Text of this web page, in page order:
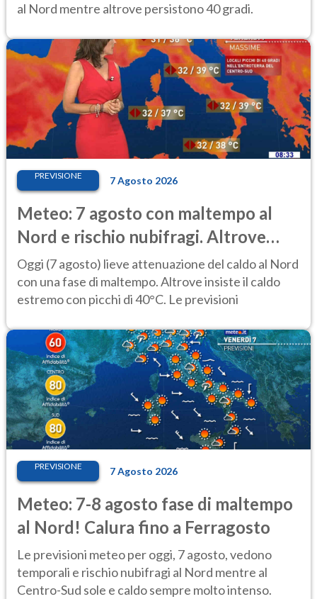
al Nord mentre altrove persistono 40 gradi.
PREVISIONE 7 Agosto 2026
Meteo: 7 agosto con maltempo al
Nord e rischio nubifragi. Altrove
caldo estremo
Oggi (7 agosto) lieve attenuazione del caldo al Nord
con una fase di maltempo. Altrove insiste il caldo
estremo con picchi di 40°C. Le previsioni
PREVISIONE 7 Agosto 2026
Meteo: 7-8 agosto fase di maltempo
al Nord! Calura fino a Ferragosto
Le previsioni meteo per oggi, 7 agosto, vedono
temporali e rischio nubifragi al Nord mentre al
Centro-Sud sole e caldo sempre molto intenso.